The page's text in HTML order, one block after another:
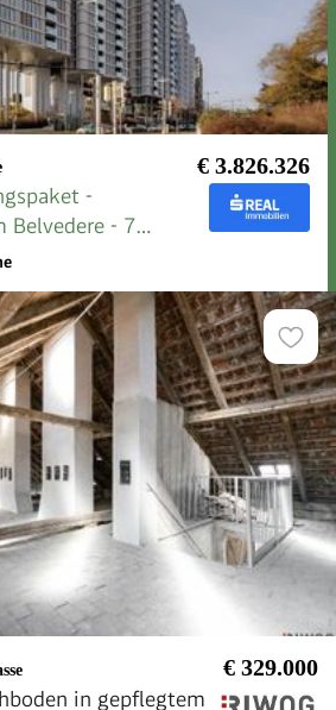
€ 3.826.326
-
Belvedere - 7
€ 329.000
in gepflegtem